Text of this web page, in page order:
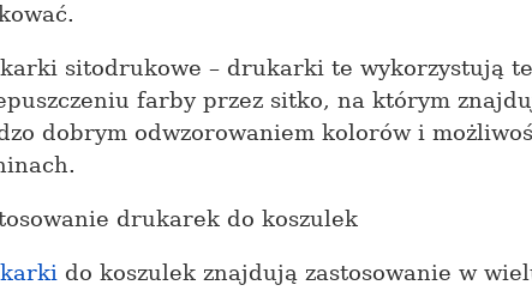
sitodrukowe – drukarki te wykorzystują
farby przez sitko, na którym
dobrym odwzorowaniem kolorów i
drukarek do koszulek
do koszulek znajdują zastosowanie w